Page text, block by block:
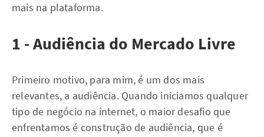
mais na plataforma.
1 - Audiência do Mercado Livre
Primeiro motivo, para mim, é um dos mais
relevantes, a audiência. Quando iniciamos qualquer
tipo de negócio na internet, o maior desafio que
enfrentamos é construção de audiência, que é